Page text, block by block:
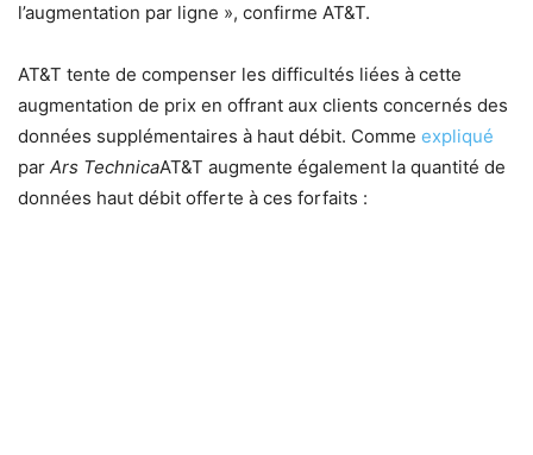
l’augmentation par ligne », confirme AT&T.
AT&T tente de compenser les difficultés liées à cette
augmentation de prix en offrant aux clients concernés des
données supplémentaires à haut débit. Comme expliqué
par Ars TechnicaAT&T augmente également la quantité de
données haut débit offerte à ces forfaits :